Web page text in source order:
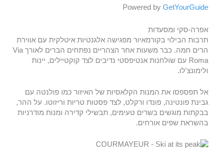
Powered by GetYourGuide
אפרה-סקי ומסעדות
תרבות הבילוי בקורמאיור מפגישה אלגנטיות איטלקית עם אווירת
הרים חמה. כבר משעות אחר הצהריים נפתחים הברים לאורך Via
Roma עם שולחנות אנטיפסטי נדיבים לצד קוקטיילים, יינות
ולימונצ'לו.
אל תפספסו את המנות הקלאסיות של האיזור כמו פולנטה עם
גבינת פונטינה, פונדו ורקלט, לצד פסטות טריות וריזוטו. על ההר,
בבקתות מוגשים בשרים טעימים, תבשילי קדירה ומנות מודרניות
בהשראת שפים אורחים.